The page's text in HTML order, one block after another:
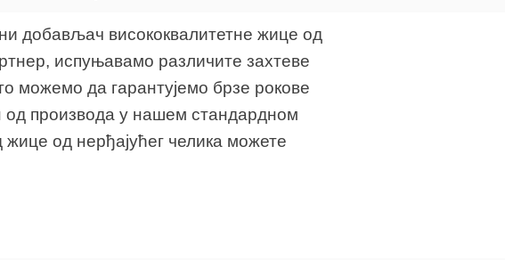
добављач висококвалитетне жице од
испуњавамо различите захтеве
можемо да гарантујемо брзе рокове
од производа у нашем стандардном
од нерђајућег челика можете